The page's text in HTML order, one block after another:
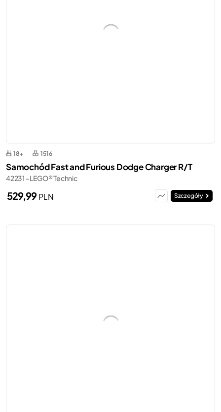
18+ 1516
Samochód Fast and Furious Dodge Charger R/T
42231 - LEGO® Technic
529,99PLN Szczegóły